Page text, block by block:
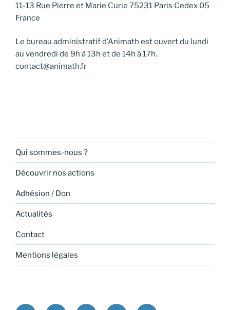
11-13 Rue Pierre et Marie Curie 75231 Paris Cedex 05
France
Le bureau administratif d’Animath est ouvert du lundi
au vendredi de 9h à 13h et de 14h à 17h.
contact@animath.fr
Qui sommes-nous ?
Découvrir nos actions
Adhésion / Don
Actualités
Contact
Mentions légales